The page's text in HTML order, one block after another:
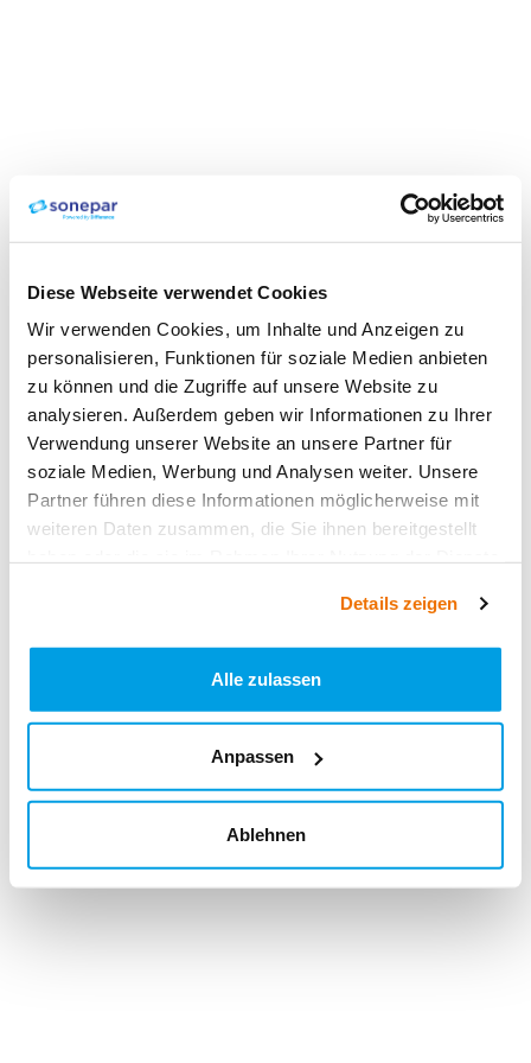
Diese Webseite verwendet Cookies
Wir verwenden Cookies, um Inhalte und Anzeigen zu
personalisieren, Funktionen für soziale Medien anbieten
zu können und die Zugriffe auf unsere Website zu
analysieren. Außerdem geben wir Informationen zu Ihrer
Verwendung unserer Website an unsere Partner für
soziale Medien, Werbung und Analysen weiter. Unsere
Partner führen diese Informationen möglicherweise mit
weiteren Daten zusammen, die Sie ihnen bereitgestellt
Details zeigen
Alle zulassen
Anpassen
Ablehnen